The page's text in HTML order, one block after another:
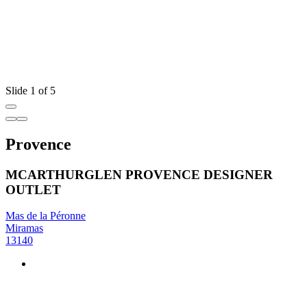
Slide 1 of 5
Provence
MCARTHURGLEN PROVENCE DESIGNER
OUTLET
Mas de la Péronne
Miramas
13140